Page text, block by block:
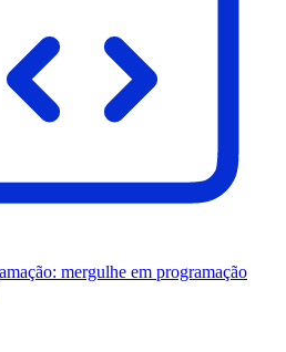
mergulhe em programação